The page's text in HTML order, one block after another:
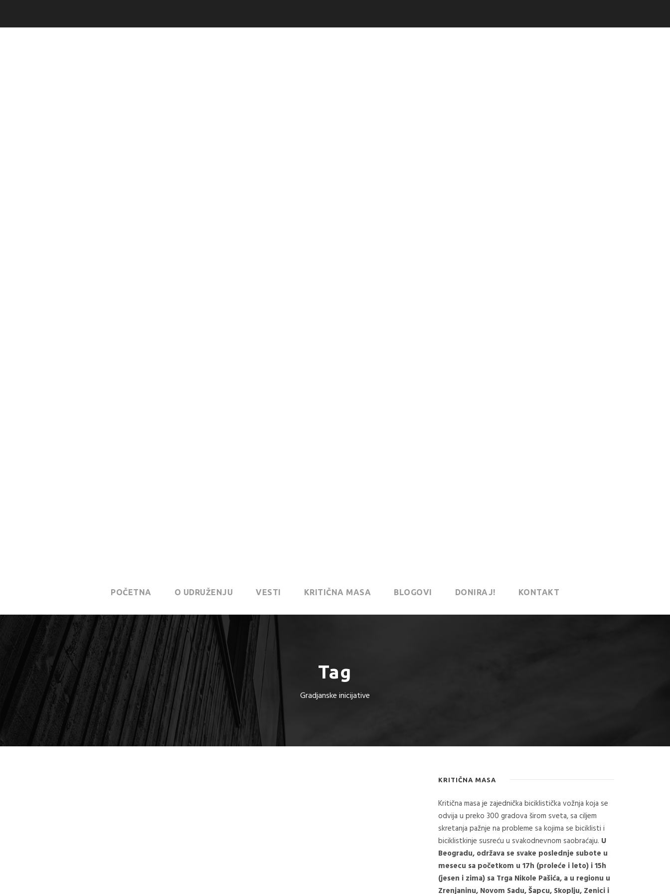
POČETNA O UDRUŽENJU VESTI KRITIČNA MASA BLOGOVI DONIRAJ! KONTAKT
Tag
Gradjanske inicijative
KRITIČNA MASA
Kritična masa je zajednička biciklistička vožnja koja se
odvija u preko 300 gradova širom sveta, sa ciljem
skretanja pažnje na probleme sa kojima se biciklisti i
biciklistkinje susreću u svakodnevnom saobraćaju. U
Beogradu, održava se svake poslednje subote u
mesecu sa početkom u 17h (proleće i leto) i 15h
(jesen i zima) sa Trga Nikole Pašića, a u regionu u
Zrenjaninu, Novom Sadu, Šapcu, Skoplju, Zenici i